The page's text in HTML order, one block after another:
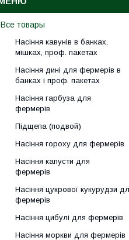
Все товары
Насіння кавунів в банках,
мішках, проф. пакетах
Насіння дині для фермерів в
банках і проф. пакетах
Насіння гарбуза для
фермерів
Підщепа (подвой)
Насіння гороху для фермерів
Насіння капусти для
фермерів
Насіння цукрової кукурудзи
фермерів
Насіння цибулі для фермерів
Насіння моркви для фермерів